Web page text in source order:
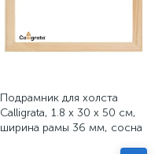
Подрамник для холста
Calligrata, 1.8 x 30 x 50 см,
ширина рамы 36 мм, сосна